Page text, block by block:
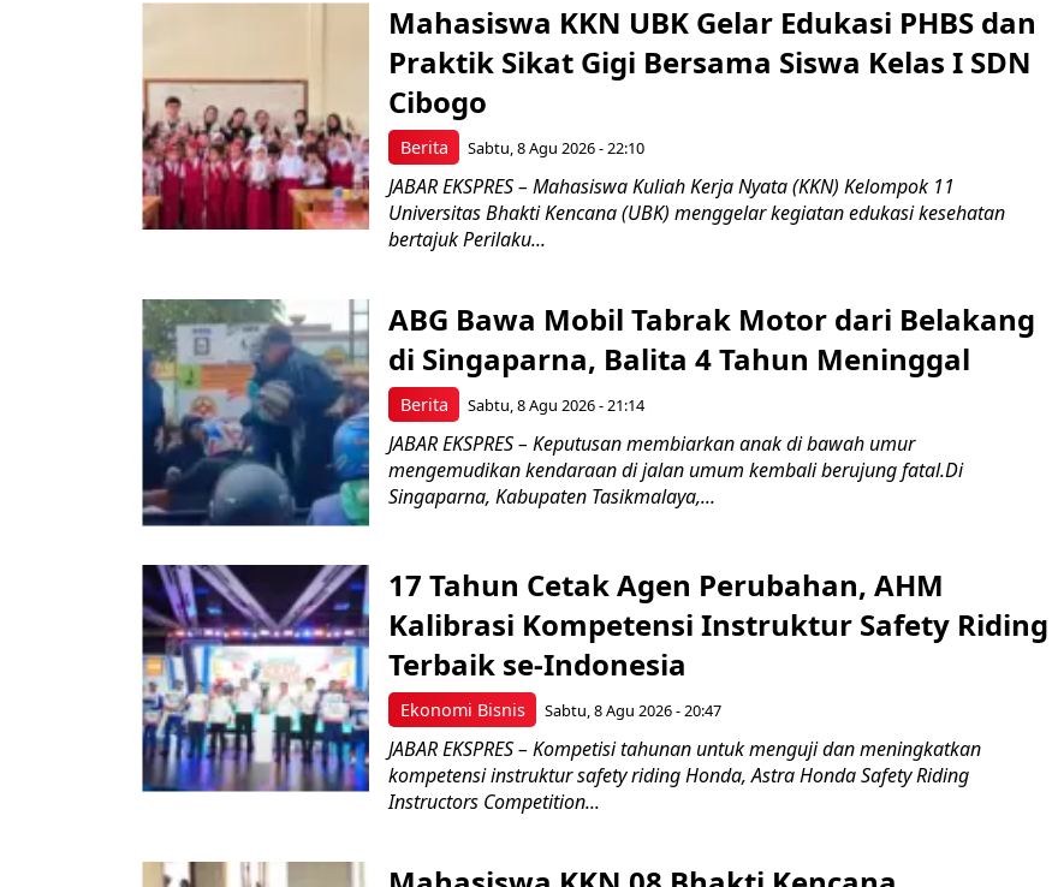
Berita
Mahasiswa KKN UBK Gelar Edukasi PHBS dan
Praktik Sikat Gigi Bersama Siswa Kelas I SDN
Cibogo
Sabtu, 8 Agu 2026 - 22:10
JABAR EKSPRES – Mahasiswa Kuliah Kerja Nyata (KKN) Kelompok 11
Universitas Bhakti Kencana (UBK) menggelar kegiatan edukasi kesehatan
bertajuk Perilaku...
Berita
ABG Bawa Mobil Tabrak Motor dari Belakang
di Singaparna, Balita 4 Tahun Meninggal
Sabtu, 8 Agu 2026 - 21:14
JABAR EKSPRES – Keputusan membiarkan anak di bawah umur
mengemudikan kendaraan di jalan umum kembali berujung fatal.Di
Singaparna, Kabupaten Tasikmalaya,...
Ekonomi Bisnis
17 Tahun Cetak Agen Perubahan, AHM
Kalibrasi Kompetensi Instruktur Safety Riding
Terbaik se-Indonesia
Sabtu, 8 Agu 2026 - 20:47
JABAR EKSPRES – Kompetisi tahunan untuk menguji dan meningkatkan
kompetensi instruktur safety riding Honda, Astra Honda Safety Riding
Instructors Competition...